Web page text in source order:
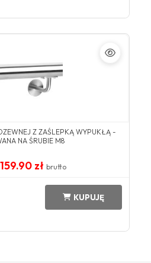
Z ZAŚLEPKĄ WYPUKŁĄ -
NA ŚRUBIE M8
159.90 zł brutto
KUPUJĘ